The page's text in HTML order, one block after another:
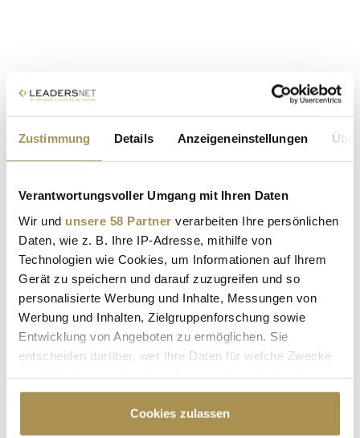
Zustimmung Details Anzeigeneinstellungen
Verantwortungsvoller Umgang mit Ihren Daten
Wir und unsere 58 Partner verarbeiten Ihre persönlichen
Daten, wie z. B. Ihre IP-Adresse, mithilfe von
Technologien wie Cookies, um Informationen auf Ihrem
Gerät zu speichern und darauf zuzugreifen und so
personalisierte Werbung und Inhalte, Messungen von
Werbung und Inhalten, Zielgruppenforschung sowie
Entwicklung von Angeboten zu ermöglichen. Sie
entscheiden darüber, wer Ihre Daten für welche Zwecke
Cookie-Erklärung oder durch Klicken auf das Privacy
Trigger Symbol ändern oder widerrufen
Cookies zulassen